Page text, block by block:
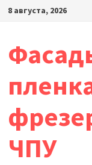
Перейти
8 августа, 2026
ЧПУ